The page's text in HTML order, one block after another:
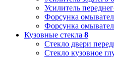
Усилитель
Форсунка
Форсунка
Кузовные стекла 8
Стекло двери
Стекло кузовное